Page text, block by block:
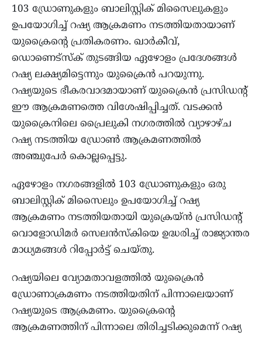
103 ഡ്രോണുകളും ബാലിസ്റ്റിക് മിസൈലുകളും
ഉപയോഗിച്ച് റഷ്യ ആക്രമണം നടത്തിയതായാണ്
യുക്രൈന്റെ പ്രതികരണം. ഖാർകീവ്,
ഡൊണെട്‌സ്‌ക് തുടങ്ങിയ ഏഴോളം പ്രദേശങ്ങൾ
റഷ്യ ലക്ഷ്യമിട്ടെന്നും യുക്രൈൻ പറയുന്നു.
റഷ്യയുടെ ഭീകരവാദമായാണ് യുക്രൈൻ പ്രസിഡന്റ്
ഈ ആക്രമണത്തെ വിശേഷിപ്പിച്ചത്. വടക്കൻ
യുക്രൈനിലെ പ്രൈലുകി നഗരത്തിൽ വ്യാഴാഴ്ച
റഷ്യ നടത്തിയ ഡ്രോൺ ആക്രമണത്തിൽ
അഞ്ചുപേർ കൊല്ലപ്പെട്ടു.
ഏഴോളം നഗരങ്ങളിൽ 103 ഡ്രോണുകളും ഒരു
ബാലിസ്റ്റിക് മിസൈലും ഉപയോഗിച്ച് റഷ്യ
ആക്രമണം നടത്തിയതായി യുക്രെയ്ൻ പ്രസിഡന്റ്
വൊളോഡിമർ സെലൻസ്‌കിയെ ഉദ്ധരിച്ച് രാജ്യാന്തര
മാധ്യമങ്ങൾ റിപ്പോർട്ട് ചെയ്തു.
റഷ്യയിലെ വ്യോമതാവളത്തിൽ യുക്രൈൻ
ഡ്രോണാക്രമണം നടത്തിയതിന് പിന്നാലെയാണ്
റഷ്യയുടെ ആക്രമണം. യുക്രൈന്റെ
ആക്രമണത്തിന് പിന്നാലെ തിരിച്ചടിക്കുമെന്ന് റഷ്യ